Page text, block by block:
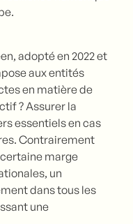
adopté en 2022 et
aux entités
en matière de
? Assurer la
essentiels en cas
Contrairement
marge
un
dans tous les
une